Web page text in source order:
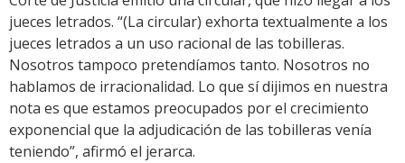
jueces letrados. “(La circular) exhorta textualmente a los
jueces letrados a un uso racional de las tobilleras.
Nosotros tampoco pretendíamos tanto. Nosotros no
hablamos de irracionalidad. Lo que sí dijimos en nuestra
nota es que estamos preocupados por el crecimiento
exponencial que la adjudicación de las tobilleras venía
teniendo”, afirmó el jerarca.